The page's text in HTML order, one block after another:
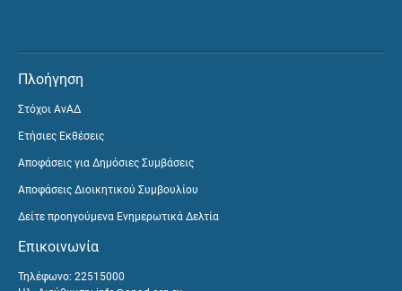
Πλοήγηση
Στόχοι ΑνΑΔ
Ετήσιες Εκθέσεις
Αποφάσεις για Δημόσιες Συμβάσεις
Αποφάσεις Διοικητικού Συμβουλίου
Δείτε προηγούμενα Ενημερωτικά Δελτία
Επικοινωνία
Τηλέφωνο: 22515000